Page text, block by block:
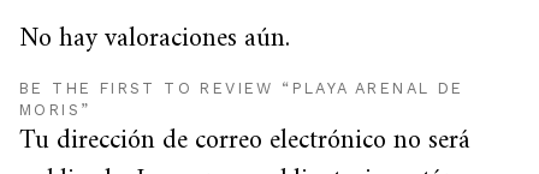
No hay valoraciones aún.
BE THE FIRST TO REVIEW “PLAYA ARENAL DE
MORIS”
Tu dirección de correo electrónico no será